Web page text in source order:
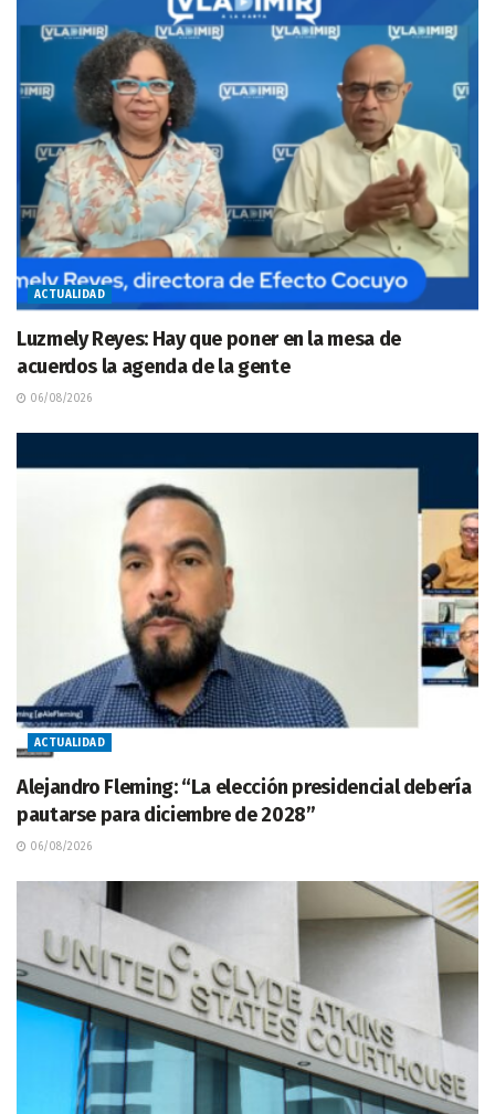
ACTUALIDAD
Luzmely Reyes: Hay que poner en la mesa de
acuerdos la agenda de la gente
06/08/2026
ACTUALIDAD
Alejandro Fleming: “La elección presidencial debería
pautarse para diciembre de 2028”
06/08/2026